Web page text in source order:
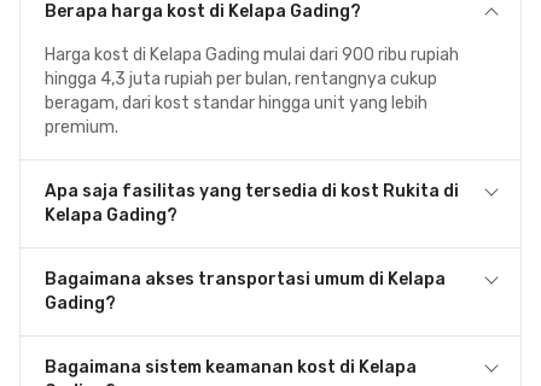
Berapa harga kost di Kelapa Gading?
Harga kost di Kelapa Gading mulai dari 900 ribu rupiah
hingga 4,3 juta rupiah per bulan, rentangnya cukup
beragam, dari kost standar hingga unit yang lebih
premium.
Apa saja fasilitas yang tersedia di kost Rukita di
Kelapa Gading?
Bagaimana akses transportasi umum di Kelapa
Gading?
Bagaimana sistem keamanan kost di Kelapa